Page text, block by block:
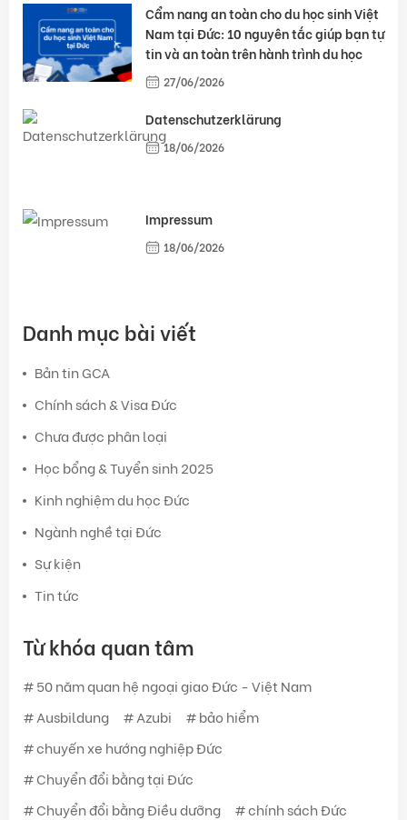
Cẩm nang an toàn cho du học sinh Việt
Nam tại Đức: 10 nguyên tắc giúp bạn tự
tin và an toàn trên hành trình du học
27/06/2026
Datenschutzerklärung
18/06/2026
Impressum
18/06/2026
Danh mục bài viết
Bản tin GCA
Chính sách & Visa Đức
Chưa được phân loại
Học bổng & Tuyển sinh 2025
Kinh nghiệm du học Đức
Ngành nghề tại Đức
Sự kiện
Tin tức
Từ khóa quan tâm
50 năm quan hệ ngoại giao Đức - Việt Nam
Ausbildung
Azubi
bảo hiểm
chuyến xe hướng nghiệp Đức
Chuyển đổi bằng tại Đức
Chuyển đổi bằng Điều dưỡng
chính sách Đức